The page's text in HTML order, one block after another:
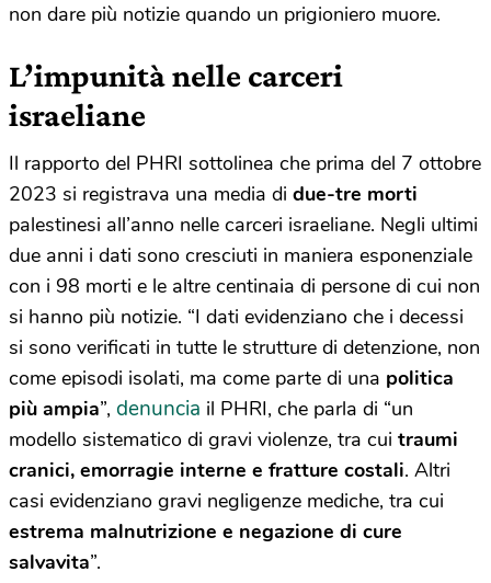
non dare più notizie quando un prigioniero muore.
L’impunità nelle carceri
israeliane
Il rapporto del PHRI sottolinea che prima del 7 ottobre
2023 si registrava una media di due-tre morti
palestinesi all’anno nelle carceri israeliane. Negli ultimi
due anni i dati sono cresciuti in maniera esponenziale
con i 98 morti e le altre centinaia di persone di cui non
si hanno più notizie. “I dati evidenziano che i decessi
si sono verificati in tutte le strutture di detenzione, non
come episodi isolati, ma come parte di una politica
più ampia”, denuncia il PHRI, che parla di “un
modello sistematico di gravi violenze, tra cui traumi
cranici, emorragie interne e fratture costali. Altri
casi evidenziano gravi negligenze mediche, tra cui
estrema malnutrizione e negazione di cure
salvavita”.